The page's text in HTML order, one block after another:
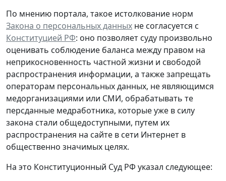
По мнению портала, такое истолкование норм
Закона о персональных данных не согласуется с
Конституцией РФ: оно позволяет суду произвольно
оценивать соблюдение баланса между правом на
неприкосновенность частной жизни и свободой
распространения информации, а также запрещать
операторам персональных данных, не являющимся
медорганизациями или СМИ, обрабатывать те
персданные медработника, которыеуже в силу
закона стали общедоступными, путем их
распространения на сайте в сети Интернет в
общественно значимых целях.
На это Конституционный Суд РФ указал следующее: